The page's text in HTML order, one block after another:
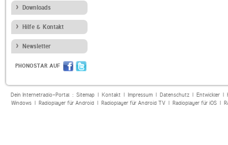
Downloads
Hilfe & Kontakt
Newsletter
PHONOSTAR AUF
Dein Internetradio-Portal : Sitemap| Kontakt| Impressum| Datenschutz| Entwickler|
Windows| Radioplayer für Android| Radioplayer für Android TV| Radioplayer für iOS|